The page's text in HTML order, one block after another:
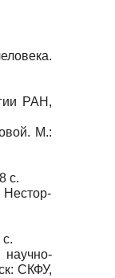
РАН,
М.:
с.
СКФУ,